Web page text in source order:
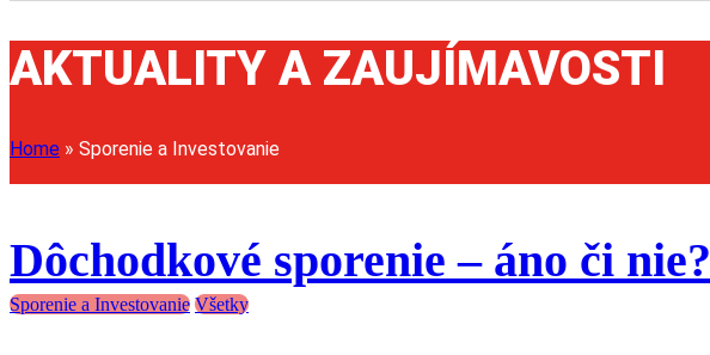
AKTUALITY A ZAUJÍMAVOSTI
Home » Sporenie a Investovanie
Dôchodkové sporenie – áno či nie?
Sporenie a Investovanie Všetky